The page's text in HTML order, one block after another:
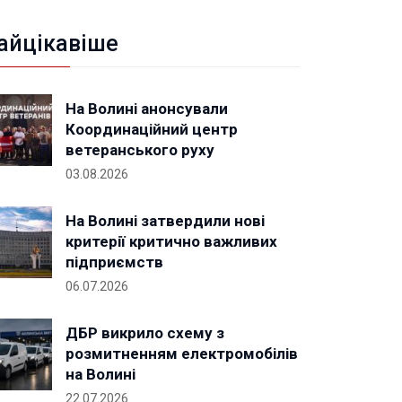
На Волині анонсували
Координаційний центр
ветеранського руху
03.08.2026
На Волині затвердили нові
критерії критично важливих
підприємств
06.07.2026
ДБР викрило схему з
розмитненням електромобілів
на Волині
22.07.2026